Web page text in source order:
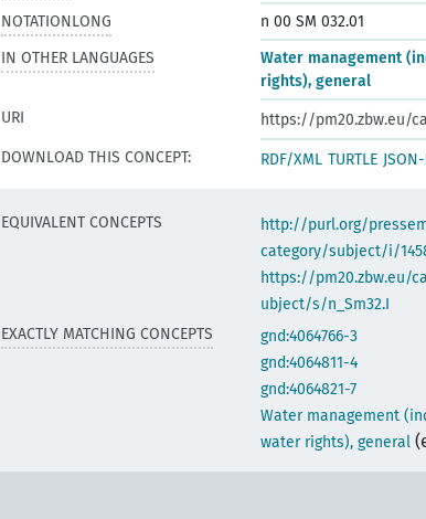
NOTATIONLONG
n 00 SM 032.01
IN OTHER LANGUAGES
Water management
rights), general
URI
https://pm20.zbw.eu/
DOWNLOAD THIS CONCEPT:
RDF/XML TURTLE
EQUIVALENT CONCEPTS
http://purl.org/
category/subject/i/
https://pm20.zbw.eu/
ubject/s/n_Sm32.I
EXACTLY MATCHING CONCEPTS gnd:4064766-3
gnd:4064811-4
gnd:4064821-7
Water management
water rights), general